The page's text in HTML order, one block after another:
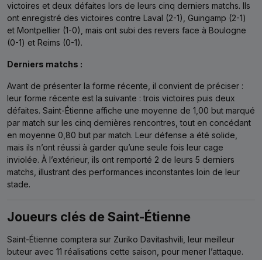
victoires et deux défaites lors de leurs cinq derniers matchs. Ils
ont enregistré des victoires contre Laval (2-1), Guingamp (2-1)
et Montpellier (1-0), mais ont subi des revers face à Boulogne
(0-1) et Reims (0-1).
Derniers matchs :
Avant de présenter la forme récente, il convient de préciser :
leur forme récente est la suivante : trois victoires puis deux
défaites. Saint-Étienne affiche une moyenne de 1,00 but marqué
par match sur les cinq dernières rencontres, tout en concédant
en moyenne 0,80 but par match. Leur défense a été solide,
mais ils n’ont réussi à garder qu’une seule fois leur cage
inviolée. À l’extérieur, ils ont remporté 2 de leurs 5 derniers
matchs, illustrant des performances inconstantes loin de leur
stade.
Joueurs clés de Saint-Étienne
Saint-Étienne comptera sur Zuriko Davitashvili, leur meilleur
buteur avec 11 réalisations cette saison, pour mener l’attaque.